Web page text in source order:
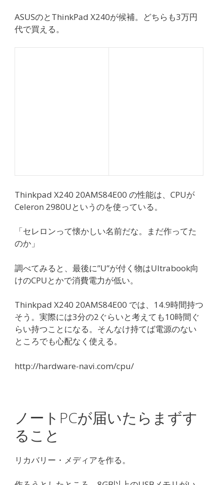
ASUSのとThinkPad X240が候補。どちらも3万円
代で買える。
Thinkpad X240 20AMS84E00 の性能は、CPUが
Celeron 2980Uというのを使っている。
「セレロンって懐かしい名前だな。まだ作ってた
のか」
調べてみると、最後に”U”が付く物はUltrabook向
けのCPUとかで消費電力が低い。
Thinkpad X240 20AMS84E00 では、14.9時間持つ
そう。実際には3分の2ぐらいと考えても10時間ぐ
らい持つことになる。そんなけ持てば電源のない
ところでも心配なく使える。
http://hardware-navi.com/cpu/
ノートPCが届いたらまずす
ること
リカバリー・メディアを作る。